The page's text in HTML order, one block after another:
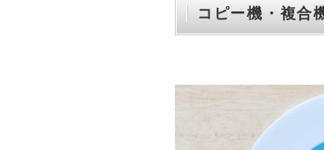
コピー機・複合